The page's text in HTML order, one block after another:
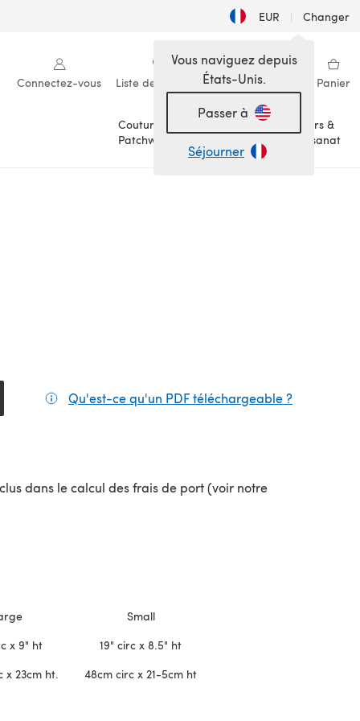
EUR | Changer
Connectez-vous Liste de souhaits Ma bibliothèque Panier
Couture &
Patchwork
Loisirs &
Artisanat
Vous naviguez depuis
États-Unis.
Passer à
Séjourner
Qu'est-ce qu'un PDF téléchargeable ?
dans le calcul des frais de port (voir notre
onglet)
Small
x 9" ht 19" circ x 8.5" ht
x 23cm ht. 48cm circ x 21-5cm ht